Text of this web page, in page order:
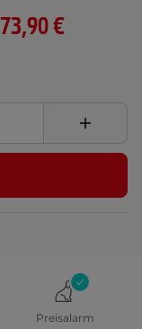
73,90 €
Preisalarm